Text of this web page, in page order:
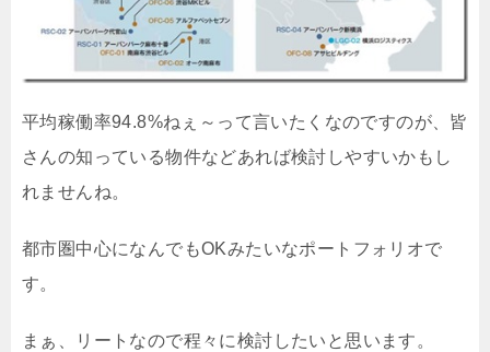
平均稼働率94.8%ねぇ～って言いたくなのですのが、皆
さんの知っている物件などあれば検討しやすいかもし
れませんね。
都市圏中心になんでもOKみたいなポートフォリオで
す。
まぁ、リートなので程々に検討したいと思います。